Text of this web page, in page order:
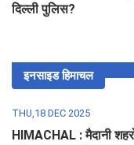
दिल्ली पुलिस?
इनसाइड हिमाचल
THU,18 DEC 2025
HIMACHAL : मैदानी